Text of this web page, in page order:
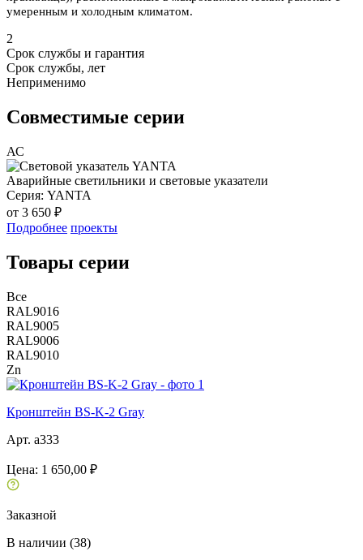
умеренным и холодным климатом.
2
Срок службы и гарантия
Срок службы, лет
Неприменимо
Совместимые серии
АС
Аварийные светильники и световые указатели
Серия: YANTA
от 3 650 ₽
Подробнее проекты
Товары серии
Все
RAL9016
RAL9005
RAL9006
RAL9010
Zn
Кронштейн BS-K-2 Gray
Арт. a333
Цена: 1 650,00 ₽
Заказной
В наличии (38)